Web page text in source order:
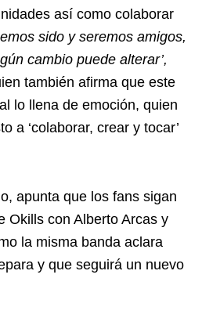
así como colaborar
sido y seremos amigos,
cambio puede alterar’,
también afirma que este
lo llena de emoción, quien
a ‘colaborar, crear y tocar’
apunta que los fans sigan
Okills con Alberto Arcas y
la misma banda aclara
y que seguirá un nuevo